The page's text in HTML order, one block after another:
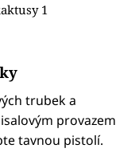
1
trubek a
provazem
tavnou pistolí.